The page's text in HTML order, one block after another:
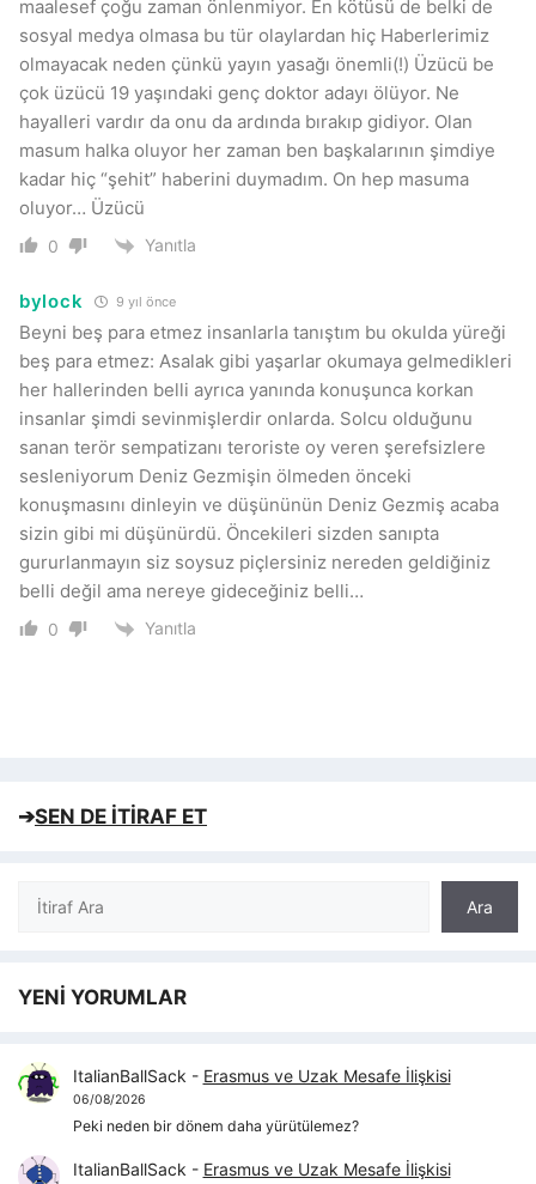
maalesef çoğu zaman önlenmiyor. En kötüsü de belki de
sosyal medya olmasa bu tür olaylardan hiç Haberlerimiz
olmayacak neden çünkü yayın yasağı önemli(!) Üzücü be
çok üzücü 19 yaşındaki genç doktor adayı ölüyor. Ne
hayalleri vardır da onu da ardında bırakıp gidiyor. Olan
masum halka oluyor her zaman ben başkalarının şimdiye
kadar hiç “şehit” haberini duymadım. On hep masuma
oluyor… Üzücü
0 Yanıtla
bylock 9 yıl önce
Beyni beş para etmez insanlarla tanıştım bu okulda yüreği
beş para etmez: Asalak gibi yaşarlar okumaya gelmedikleri
her hallerinden belli ayrıca yanında konuşunca korkan
insanlar şimdi sevinmişlerdir onlarda. Solcu olduğunu
sanan terör sempatizanı teroriste oy veren şerefsizlere
sesleniyorum Deniz Gezmişin ölmeden önceki
konuşmasını dinleyin ve düşününün Deniz Gezmiş acaba
sizin gibi mi düşünürdü. Öncekileri sizden sanıpta
gururlanmayın siz soysuz piçlersiniz nereden geldiğiniz
belli değil ama nereye gideceğiniz belli…
0 Yanıtla
➔SEN DE İTİRAF ET
Ara
Ara
YENİ YORUMLAR
ItalianBallSack - Erasmus ve Uzak Mesafe İlişkisi
06/08/2026
Peki neden bir dönem daha yürütülemez?
ItalianBallSack - Erasmus ve Uzak Mesafe İlişkisi